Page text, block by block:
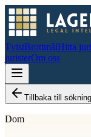
TvistBrottmålHitta
juristerOm oss
Tillbaka till sökning
Dom